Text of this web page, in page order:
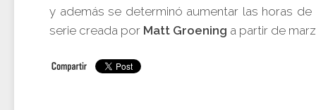
y además se determinó aumentar las horas
serie creada por Matt Groening a partir de